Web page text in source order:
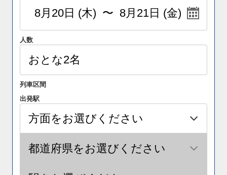
人数
列車区間
出発駅